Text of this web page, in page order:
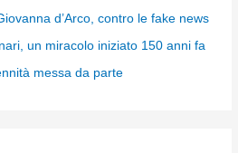
d’Arco, contro le fake news
un miracolo iniziato 150 anni fa
messa da parte